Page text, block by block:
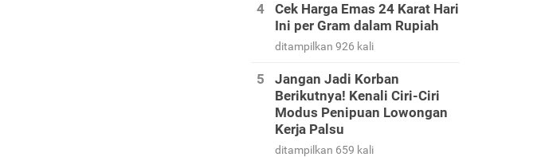
Cek Harga Emas 24 Karat Hari
Ini per Gram dalam Rupiah
ditampilkan 926 kali
Jangan Jadi Korban
Berikutnya! Kenali Ciri-Ciri
Modus Penipuan Lowongan
Kerja Palsu
ditampilkan 659 kali